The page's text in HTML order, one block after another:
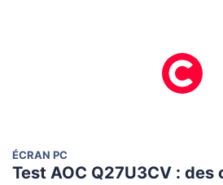
ÉCRAN PC
Test AOC Q27U3CV : des